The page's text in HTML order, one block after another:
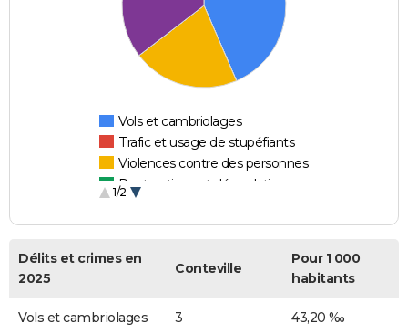
Vols et cambriolages
Trafic et usage de stupéfiants
Violences contre des personnes
Destructions et dégradations
1/2
Délits et crimes en
2025
Conteville
Pour 1 000
habitants
Vols et cambriolages 3 43,20 ‰